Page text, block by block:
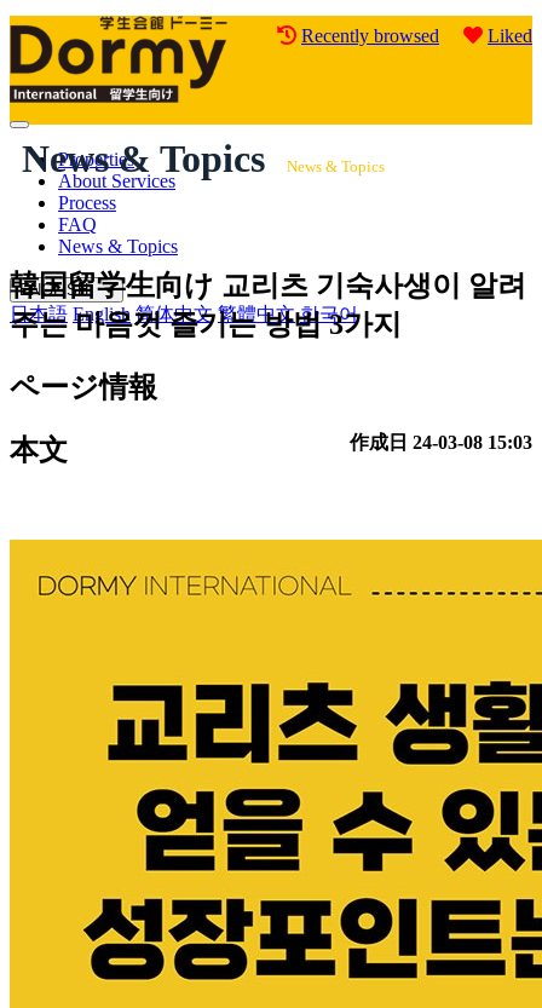
Recently browsed Liked
Mobile
MenuProperties
About Services
Process
FAQ
News & Topics
ENGLISH
日本語 English 简体中文 繁體中文 한국어
News & Topics News & Topics
韓国留学生向け 교리츠 기숙사생이 알려
주는 마음껏 즐기는 방법 3가지
ページ情報
作成日 24-03-08 15:03
本文